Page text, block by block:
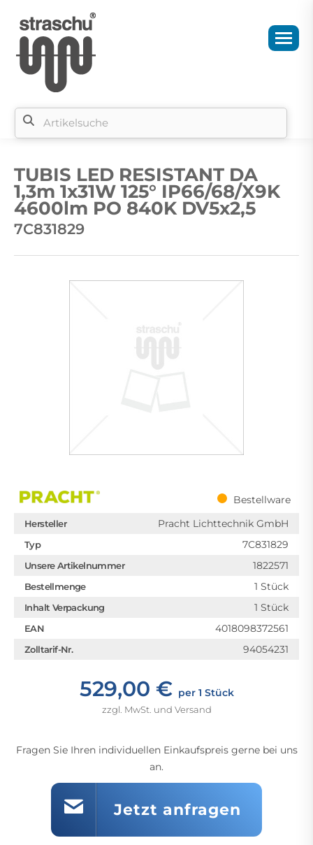
TUBIS LED RESISTANT DA
1,3m 1x31W 125° IP66/68/X9K
4600lm PO 840K DV5x2,5
7C831829
Bestellware
Hersteller Pracht Lichttechnik GmbH
Typ 7C831829
Unsere Artikelnummer 1822571
Bestellmenge 1 Stück
Inhalt Verpackung 1 Stück
EAN 4018098372561
Zolltarif-Nr. 94054231
529,00 € per 1 Stück
zzgl. MwSt. und Versand
Fragen Sie Ihren individuellen Einkaufspreis gerne bei uns
an.
Jetzt anfragen